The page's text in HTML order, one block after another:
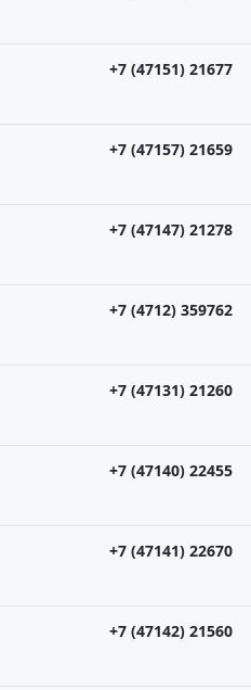
+7 (47151) 21677
+7 (47157) 21659
+7 (47147) 21278
+7 (4712) 359762
+7 (47131) 21260
+7 (47140) 22455
+7 (47141) 22670
+7 (47142) 21560